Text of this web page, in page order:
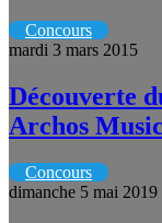
Concours
mardi 3 mars 2015
Découverte
Archos
Concours
dimanche 5 mai 2019